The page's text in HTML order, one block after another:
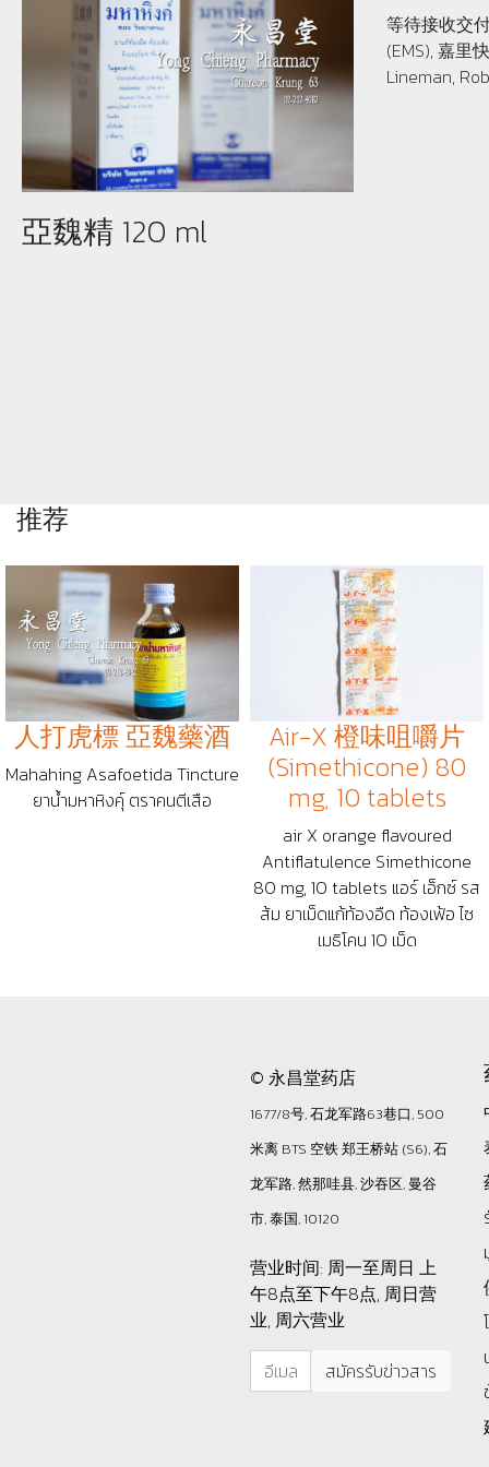
亞魏精 120 ml
等待接收交
(EMS), 嘉里
Lineman,
推荐
人打虎標 亞魏藥酒
Mahahing Asafoetida Tincture
ยาน้ำมหาหิงคุ์ ตราคนตีเสือ
Air-X 橙味咀嚼片
(Simethicone) 80
mg, 10 tablets
air X orange flavoured
Antiflatulence Simethicone
80 mg, 10 tablets แอร์ เอ็กซ์ รส
ส้ม ยาเม็ดแก้ท้องอืด ท้องเฟ้อ ไซ
เมธิโคน 10 เม็ด
© 永昌堂药店
1677/8号, 石龙军路63巷口, 500
米离 BTS 空铁 郑王桥站 (S6), 石
龙军路, 然那哇县, 沙吞区, 曼谷
市, 泰国, 10120
营业时间: 周一至周日 上
午8点至下午8点, 周日营
业, 周六营业